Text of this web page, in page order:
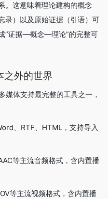
。这意味着理论建构的概念
录）以及原始证据（引语）可
”证据—概念—理论”的完整可
之外的世界
媒体支持最完整的工具之一，
、RTF、HTML，支持导入
等主流音频格式，含内置播
等主流视频格式，含内置播